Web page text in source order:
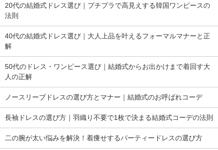
20代の結婚式ドレス選び｜プチプラで高見えする韓国ワンピースの
法則
40代の結婚式ドレス選び｜大人上品を叶えるフォーマルマナーと正
解
50代のドレス・ワンピース選び｜結婚式からお出かけまで着回す大
人の正解
ノースリーブドレスの選び方とマナー｜結婚式のお呼ばれコーデ
長袖ドレスの選び方｜羽織り不要で1枚で決まる結婚式コーデの法則
二の腕が太い悩みを解決！着痩せするパーティードレスの選び方